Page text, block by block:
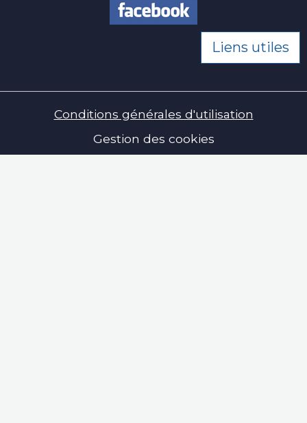
Liens utiles
Conditions générales d'utilisation
Gestion des cookies